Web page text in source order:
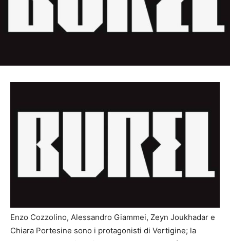
Enzo Cozzolino, Alessandro Giammei, Zeyn Joukhadar e
Chiara Portesine sono i protagonisti di Vertigine; la